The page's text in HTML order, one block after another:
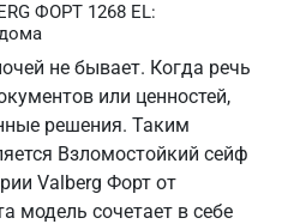
ФОРТ 1268 EL:
не бывает. Когда речь
или ценностей,
решения. Таким
Взломостойкий сейф
Valberg Форт от
модель сочетает в себе